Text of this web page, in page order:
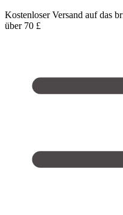
Kostenloser Versand auf das
über 70 £